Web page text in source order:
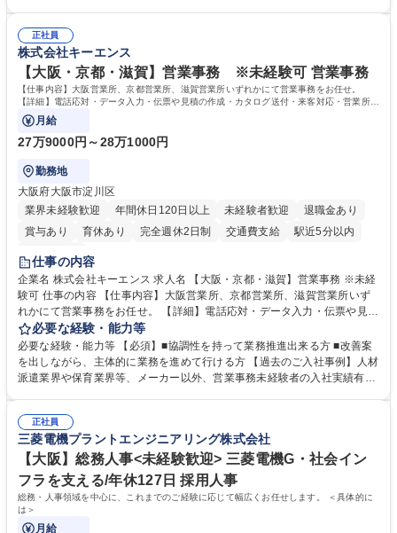
平均100件前後■メール・手紙：同上40件前後 募集職種 中野本社【お客様
相談室】お客様のお声をもとにより良い商品づくりへ貢献
すのでご安心ください。 【当社について】キリングループの広報機能を担
う会社として、お客様との出会いを大切にし、磨き上げたホスピタリティ
を込めてコミュニケーションをとりながら広報関連業務を行っておりま
す。 学歴・資格 学歴：大学院 大学 高専 短大 専修学校 高校 語学力： 資
格：
正社員
株式会社キーエンス
【大阪・京都・滋賀】営業事務 ※未経験可 営業事務
【仕事内容】大阪営業所、京都営業所、滋賀営業所いずれかにて営業事務をお任せ。
【詳細】電話応対・データ入力・伝票や見積の作成・カタログ送付・来客対応・営業所内
で発生する事務業務や業務改善をお任せ。
月給
27万9000円～28万1000円
勤務地
大阪府大阪市淀川区
業界未経験歓迎
年間休日120日以上 未経験者歓迎
退職金あり
賞与あり
育休あり 完全週休2日制 交通費支給
駅近5分以内
土日祝休み
仕事の内容
企業名 株式会社キーエンス 求人名 【大阪・京都・滋賀】営業事務 ※未経
験可 仕事の内容 【仕事内容】大阪営業所、京都営業所、滋賀営業所いず
れかにて営業事務をお任せ。 【詳細】電話応対・データ入力・伝票や見積
の作成・カタログ送付・来客対応・営業所内で発生する事務業務や業務改
善をお任せ。 【教育制度】ご入社後、育成担当とペアになりながらOJTに
て業務を覚えていただくことが可能です。業務システムがきちんと構築さ
れているため、スムーズに仕事に慣れることができる環境です。また、
募集職種 【大阪・京都・滋賀】営業事務 ※未経験可
必要な経験・能力等
必要な経験・能力等 【必須】■協調性を持って業務推進出来る方 ■改善案
を出しながら、主体的に業務を進めて行ける方 【過去のご入社事例】人材
派遣業界や保育業界等、メーカー以外、営業事務未経験者の入社実績有
えて、お客様や社員の状況に合わせ、能動的なサポート、改善の動きも期
待され。組織を支えるスペシャリストとして、チームに貢献し、結果的に
社員から頼られる存在になることができます。平均19:30の退勤以降の業
務の持ち帰りも禁止されており、メリハリのある働き方となります。 学
歴・資格 学歴：大学院 大学 高専 短大 語学力： 資格：
正社員
三菱電機プラントエンジニアリング株式会社
【大阪】総務人事<未経験歓迎> 三菱電機G・社会イン
フラを支える/年休127日 採用人事
総務・人事領域を中心に、これまでのご経験に応じて幅広くお任せします。 ＜具体的に
は＞
月給